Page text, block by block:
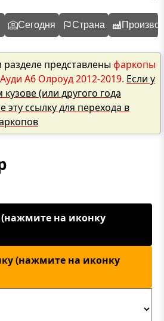
Сегодня Страна
представлены фаркопы
А6 Олроуд 2012-2019. Если у
(или другого года
эту ссылку для перехода в
на иконку
(нажмите на иконку